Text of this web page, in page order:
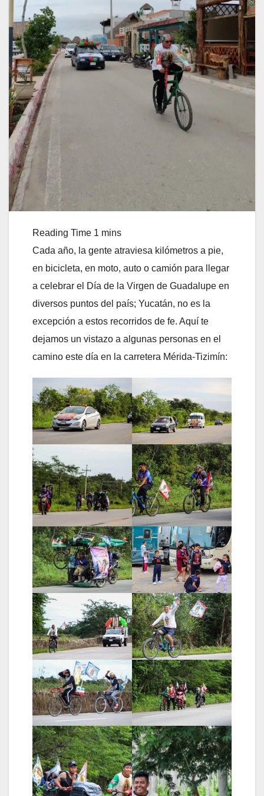
Cada año, la gente atraviesa kilómetros a pie,
en bicicleta, en moto, auto o camión para llegar
a celebrar el Día de la Virgen de Guadalupe en
diversos puntos del país; Yucatán, no es la
excepción a estos recorridos de fe. Aquí te
dejamos un vistazo a algunas personas en el
camino este día en la carretera Mérida-Tizimín: